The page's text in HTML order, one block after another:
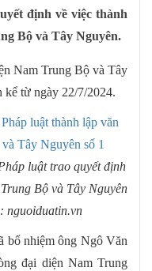
định về việc thành
Bộ và Tây Nguyên.
Nam Trung Bộ và Tây
từ ngày 22/7/2024.
luật trao quyết định
Bộ và Tây Nguyên
nguoiduatin.vn
bổ nhiệm ông Ngô Văn
đại diện Nam Trung